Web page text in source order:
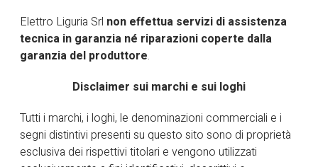
GEWISS
Elettro Liguria Srl non effettua servizi di assistenza
tecnica in garanzia né riparazioni coperte dalla
garanzia del produttore.
Disclaimer sui marchi e sui loghi
Tutti i marchi, i loghi, le denominazioni commerciali e i
segni distintivi presenti su questo sito sono di proprietà
esclusiva dei rispettivi titolari e vengono utilizzati